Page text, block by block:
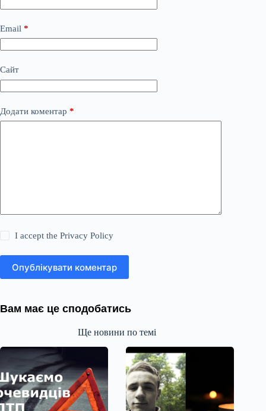
Email *
Сайт
Додати коментар *
I accept thePrivacy Policy
Опублікувати коментар
Вам має це сподобатись
Ще новини по темі